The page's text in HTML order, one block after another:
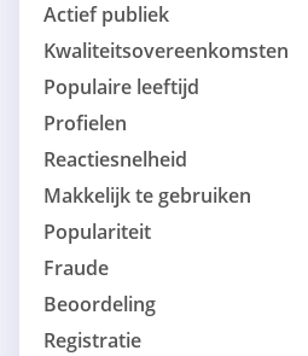
Actief publiek
Kwaliteitsovereenkomsten
Populaire leeftijd
Profielen
Reactiesnelheid
Makkelijk te gebruiken
Populariteit
Fraude
Beoordeling
Registratie